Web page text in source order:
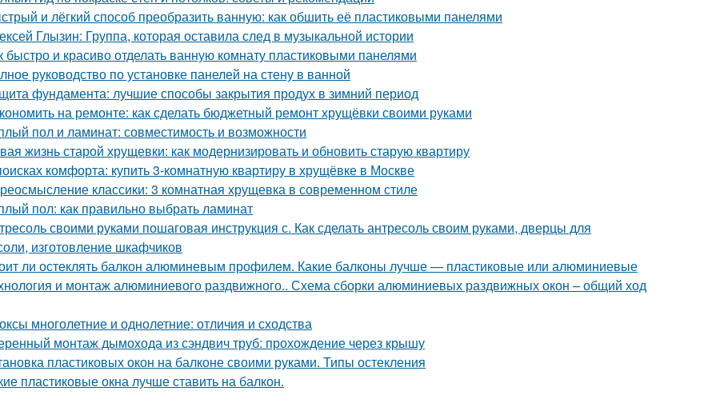
и лёгкий способ преобразить ванную: как обшить её пластиковыми панелями
Глызин: Группа, которая оставила след в музыкальной истории
быстро и красиво отделать ванную комнату пластиковыми панелями
руководство по установке панелей на стену в ванной
фундамента: лучшие способы закрытия продух в зимний период
на ремонте: как сделать бюджетный ремонт хрущёвки своими руками
пол и ламинат: совместимость и возможности
жизнь старой хрущевки: как модернизировать и обновить старую квартиру
комфорта: купить 3-комнатную квартиру в хрущёвке в Москве
классики: 3 комнатная хрущевка в современном стиле
пол: как правильно выбрать ламинат
своими руками пошаговая инструкция с. Как сделать антресоль своим руками, дверцы для
изготовление шкафчиков
ли остеклять балкон алюминевым профилем. Какие балконы лучше — пластиковые или алюминиевые
и монтаж алюминиевого раздвижного.. Схема сборки алюминиевых раздвижных окон – общий ход
многолетние и однолетние: отличия и сходства
монтаж дымохода из сэндвич труб: прохождение через крышу
пластиковых окон на балконе своими руками. Типы остекления
пластиковые окна лучше ставить на балкон.